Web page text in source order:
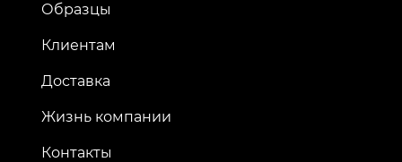
Образцы
Клиентам
Доставка
Жизнь компании
Контакты